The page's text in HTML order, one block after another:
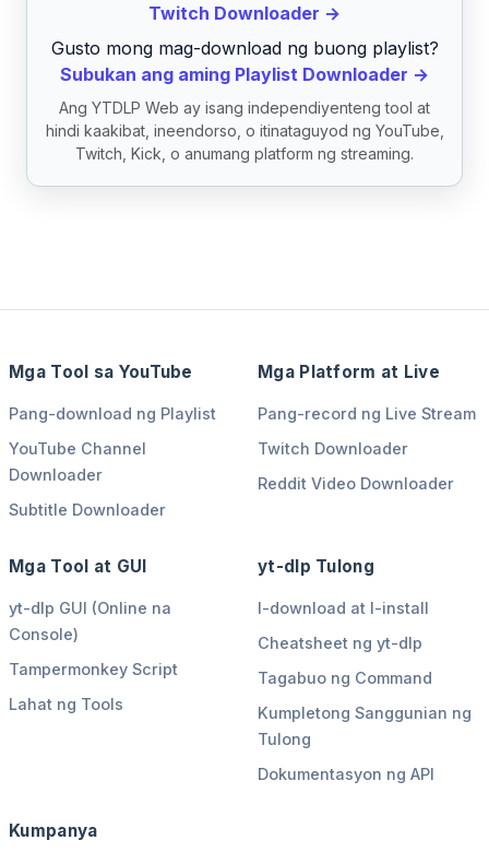
Twitch Downloader →
Gusto mong mag-download ng buong playlist?
Subukan ang aming Playlist Downloader →
Ang YTDLP Web ay isang independiyenteng tool at
hindi kaakibat, ineendorso, o itinataguyod ng YouTube,
Twitch, Kick, o anumang platform ng streaming.
Mga Tool sa YouTube
Pang-download ng Playlist
YouTube Channel
Downloader
Subtitle Downloader
Mga Platform at Live
Pang-record ng Live Stream
Twitch Downloader
Reddit Video Downloader
Mga Tool at GUI
yt-dlp GUI (Online na
Console)
Tampermonkey Script
Lahat ng Tools
yt-dlp Tulong
I-download at I-install
Cheatsheet ng yt-dlp
Tagabuo ng Command
Kumpletong Sanggunian ng
Tulong
Dokumentasyon ng API
Kumpanya